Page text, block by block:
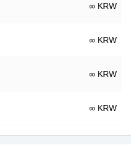
∞ KRW
∞ KRW
∞ KRW
∞ KRW